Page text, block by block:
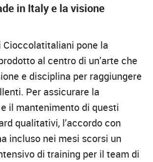
in Italy e la visione
pone la
al centro di un’arte che
e disciplina per raggiungere
Per assicurare la
il mantenimento di questi
qualitativi, l’accordo con
incluso nei mesi scorsi un
di training per il team di